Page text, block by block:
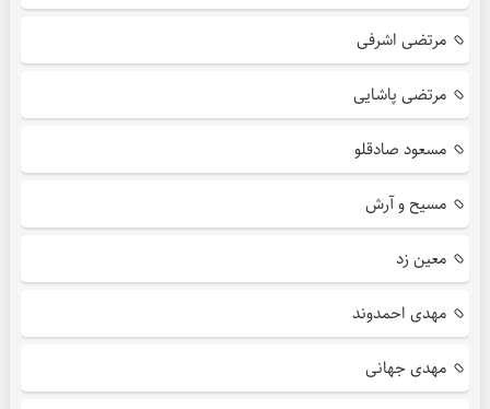
مرتضی اشرفی
مرتضی پاشایی
مسعود صادقلو
مسیح و آرش
معین زد
مهدی احمدوند
مهدی جهانی